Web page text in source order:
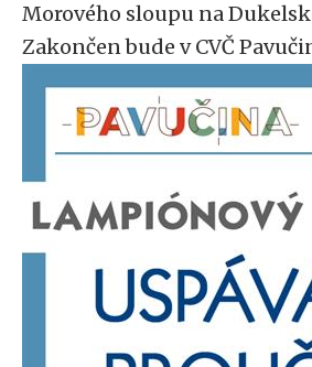
Morového sloupu na
Zakončen bude v CVČ